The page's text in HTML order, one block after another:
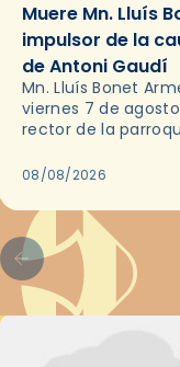
Muere Mn. Lluís
impulsor de la
de Antoni Gaudí
Mn. Lluís Bonet
viernes 7 de
rector de la
08/08/2026